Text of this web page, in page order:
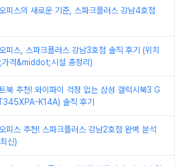
피스의 새로운 기준, 스파크플러스 강남4호점
피스, 스파크플러스 강남3호점 솔직 후기 (위치
격&middot;시설 총정리)
북 추천! 와이파이 걱정 없는 삼성 갤럭시북3 G
K14A) 솔직 후기
피스 추천! 스파크플러스 강남2호점 완벽 분석
신)